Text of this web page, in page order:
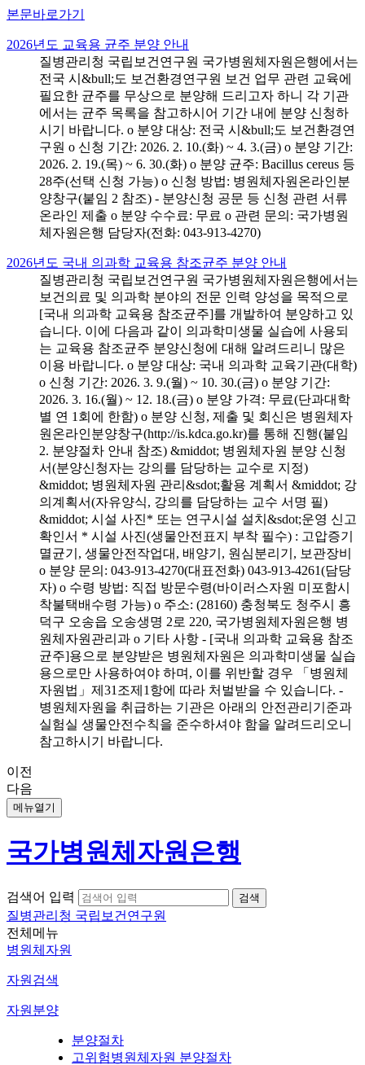
본문바로가기
2026년도 교육용 균주 분양 안내
질병관리청 국립보건연구원 국가병원체자원은행에서는
전국 시&bull;도 보건환경연구원 보건 업무 관련 교육에
필요한 균주를 무상으로 분양해 드리고자 하니 각 기관
에서는 균주 목록을 참고하시어 기간 내에 분양 신청하
시기 바랍니다. o 분양 대상: 전국 시&bull;도 보건환경연
구원 o 신청 기간: 2026. 2. 10.(화) ~ 4. 3.(금) o 분양 기간:
2026. 2. 19.(목) ~ 6. 30.(화) o 분양 균주: Bacillus cereus 등
28주(선택 신청 가능) o 신청 방법: 병원체자원온라인분
양창구(붙임 2 참조) - 분양신청 공문 등 신청 관련 서류
온라인 제출 o 분양 수수료: 무료 o 관련 문의: 국가병원
체자원은행 담당자(전화: 043-913-4270)
2026년도 국내 의과학 교육용 참조균주 분양 안내
질병관리청 국립보건연구원 국가병원체자원은행에서는
보건의료 및 의과학 분야의 전문 인력 양성을 목적으로
[국내 의과학 교육용 참조균주]를 개발하여 분양하고 있
습니다. 이에 다음과 같이 의과학미생물 실습에 사용되
는 교육용 참조균주 분양신청에 대해 알려드리니 많은
이용 바랍니다. o 분양 대상: 국내 의과학 교육기관(대학)
o 신청 기간: 2026. 3. 9.(월) ~ 10. 30.(금) o 분양 기간:
2026. 3. 16.(월) ~ 12. 18.(금) o 분양 가격: 무료(단과대학
별 연 1회에 한함) o 분양 신청, 제출 및 회신은 병원체자
원온라인분양창구(http://is.kdca.go.kr)를 통해 진행(붙임
2. 분양절차 안내 참조) &middot; 병원체자원 분양 신청
서(분양신청자는 강의를 담당하는 교수로 지정)
&middot; 병원체자원 관리&sdot;활용 계획서 &middot; 강
의계획서(자유양식, 강의를 담당하는 교수 서명 필)
&middot; 시설 사진* 또는 연구시설 설치&sdot;운영 신고
확인서 * 시설 사진(생물안전표지 부착 필수) : 고압증기
멸균기, 생물안전작업대, 배양기, 원심분리기, 보관장비
o 분양 문의: 043-913-4270(대표전화) 043-913-4261(담당
자) o 수령 방법: 직접 방문수령(바이러스자원 미포함시
착불택배수령 가능) o 주소: (28160) 충청북도 청주시 흥
덕구 오송읍 오송생명 2로 220, 국가병원체자원은행 병
원체자원관리과 o 기타 사항 - [국내 의과학 교육용 참조
균주]용으로 분양받은 병원체자원은 의과학미생물 실습
용으로만 사용하여야 하며, 이를 위반할 경우 「병원체
자원법」제31조제1항에 따라 처벌받을 수 있습니다. -
병원체자원을 취급하는 기관은 아래의 안전관리기준과
실험실 생물안전수칙을 준수하셔야 함을 알려드리오니
참고하시기 바랍니다.
이전
다음
메뉴열기
국가병원체자원은행
검색어 입력
질병관리청 국립보건연구원
전체메뉴
병원체자원
자원검색
자원분양
분양절차
고위험병원체자원 분양절차